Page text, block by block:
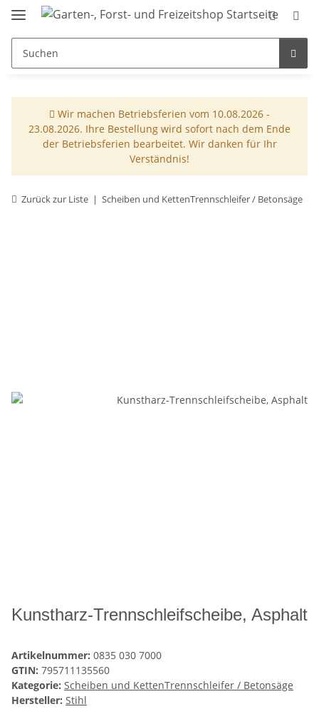
Wir machen Betriebsferien vom 10.08.2026 -
23.08.2026. Ihre Bestellung wird sofort nach dem Ende
der Betriebsferien bearbeitet. Wir danken für Ihr
Verständnis!
Zurück zur Liste Scheiben und KettenTrennschleifer / Betonsäge
Kunstharz-Trennschleifscheibe, Asphalt
Artikelnummer: 0835 030 7000
GTIN: 795711135560
Kategorie: Scheiben und KettenTrennschleifer / Betonsäge
Hersteller: Stihl